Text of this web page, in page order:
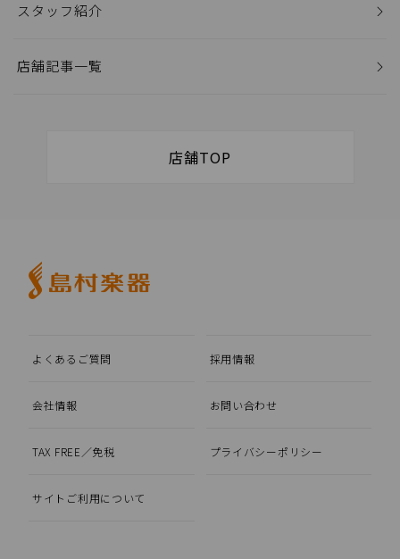
スタッフ紹介
店舗記事一覧
店舗TOP
よくあるご質問 採用情報
会社情報 お問い合わせ
TAX FREE／免税 プライバシーポリシー
サイトご利用について